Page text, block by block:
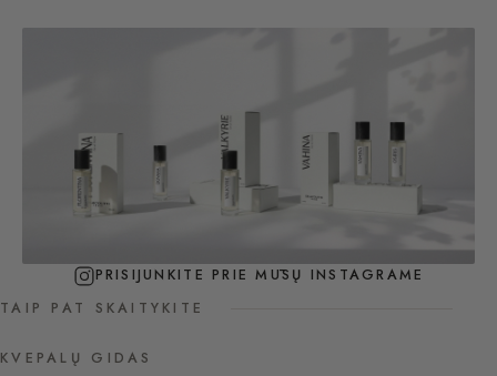
PRISIJUNKITE PRIE MŪSŲ INSTAGRAME
TAIP PAT SKAITYKITE
KVEPALŲ GIDAS